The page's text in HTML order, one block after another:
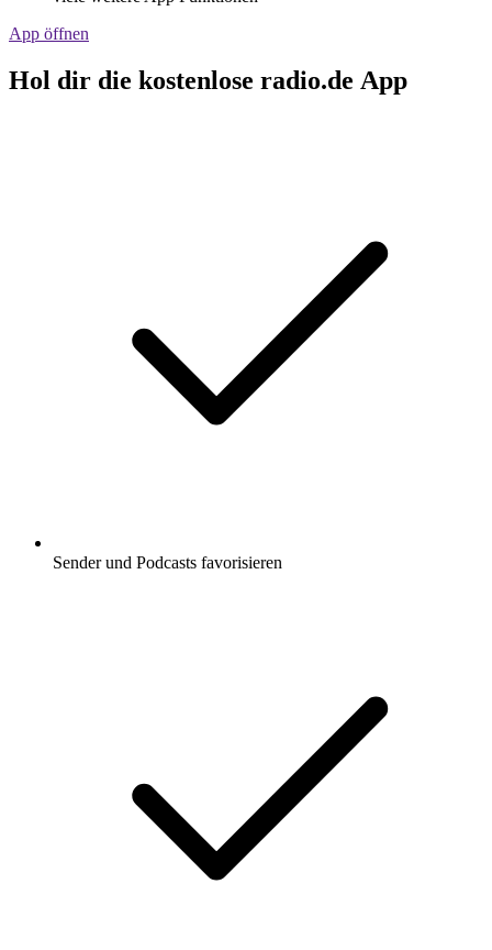
App öffnen
Hol dir die kostenlose radio.de App
Sender und Podcasts favorisieren